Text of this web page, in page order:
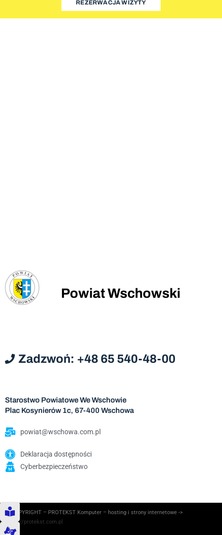
REZERWACJA WIZYTY
Powiat Wschowski
Zadzwoń: +48 65 540-48-00
Starostwo Powiatowe We Wschowie
Plac Kosynierów 1c, 67-400 Wschowa
powiat@wschowa.com.pl
Deklaracja dostępności
Cyberbezpieczeństwo
© COPYRIGHT – PROTEKST Komputer – hosting i strony internetowe ->
https://protekst.com.pl